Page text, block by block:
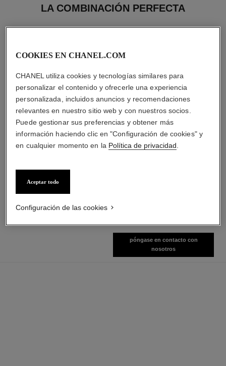
LA COMBINACIÓN PERFECTA
Ver información
póngase en contacto con
nosotros
COOKIES EN CHANEL.COM
CHANEL utiliza cookies y tecnologías similares para
personalizar el contenido y ofrecerle una experiencia
personalizada, incluidos anuncios y recomendaciones
relevantes en nuestro sitio web y con nuestros socios.
Puede gestionar sus preferencias y obtener más
información haciendo clic en "Configuración de cookies" y
en cualquier momento en la Política de privacidad
Aceptar todo
Configuración de las cookies